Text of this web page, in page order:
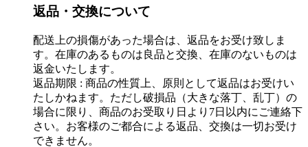
返品・交換について
配送上の損傷があった場合は、返品をお受け致しま
す。在庫のあるものは良品と交換、在庫のないものは
返金いたします。
返品期限 : 商品の性質上、原則として返品はお受けい
たしかねます。ただし破損品（大きな落丁、乱丁）の
場合に限り、商品のお受取り日より7日以内にご連絡下
さい。お客様のご都合による返品、交換は一切お受け
できません。